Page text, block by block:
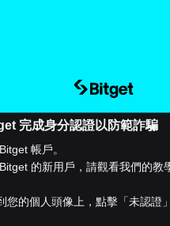
完成身分認證以防範詐騙
帳戶。
的新用戶，請觀看我們的教
您的個人頭像上，點擊「未認證